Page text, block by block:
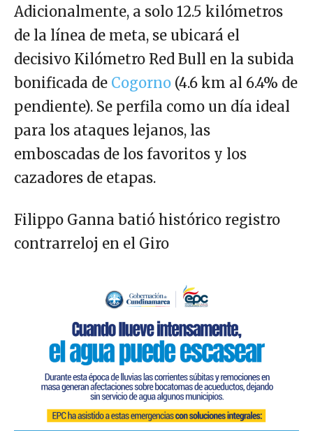
Adicionalmente, a solo 12.5 kilómetros
de la línea de meta, se ubicará el
decisivo Kilómetro Red Bull en la subida
bonificada de Cogorno (4.6 km al 6.4% de
pendiente). Se perfila como un día ideal
para los ataques lejanos, las
emboscadas de los favoritos y los
cazadores de etapas.
Filippo Ganna batió histórico registro
contrarreloj en el Giro